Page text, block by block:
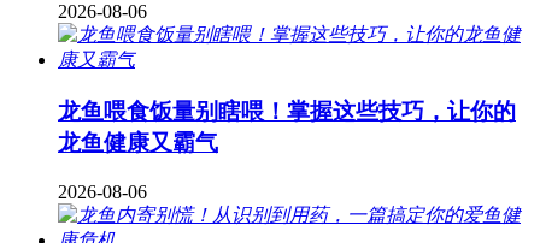
2026-08-06
龙鱼喂食饭量别瞎喂！掌握这些技巧，让你的
龙鱼健康又霸气
2026-08-06